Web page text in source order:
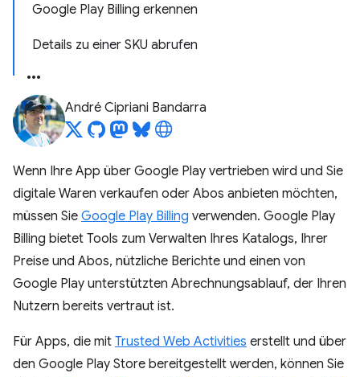
Google Play Billing erkennen
Details zu einer SKU abrufen
André Cipriani Bandarra
Wenn Ihre App über Google Play vertrieben wird und Sie
digitale Waren verkaufen oder Abos anbieten möchten,
müssen Sie Google Play Billing verwenden. Google Play
Billing bietet Tools zum Verwalten Ihres Katalogs, Ihrer
Preise und Abos, nützliche Berichte und einen von
Google Play unterstützten Abrechnungsablauf, der Ihren
Nutzern bereits vertraut ist.
Für Apps, die mit Trusted Web Activities erstellt und über
den Google Play Store bereitgestellt werden, können Sie